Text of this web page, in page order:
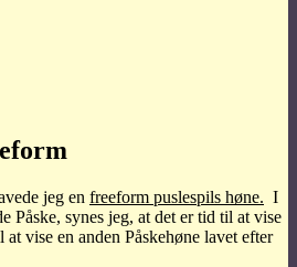
jeg en freeform puslespils høne. I
Påske, synes jeg, at det er tid til at vise
vise en anden Påskehøne lavet efter